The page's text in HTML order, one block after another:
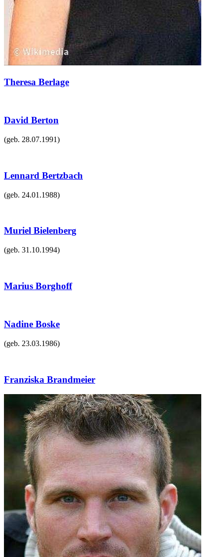
Theresa Berlage
David Berton
(geb. 28.07.1991)
Lennard Bertzbach
(geb. 24.01.1988)
Muriel Bielenberg
(geb. 31.10.1994)
Marius Borghoff
Nadine Boske
(geb. 23.03.1986)
Franziska Brandmeier